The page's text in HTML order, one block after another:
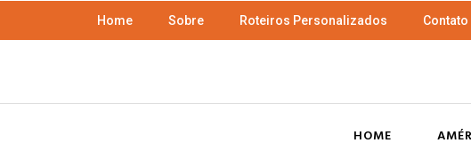
Home Sobre Roteiros Personalizados Contato
HOME